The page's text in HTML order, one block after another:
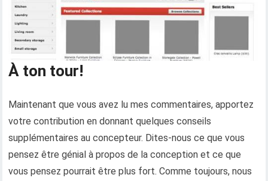
À ton tour!
Maintenant que vous avez lu mes commentaires, apportez
votre contribution en donnant quelques conseils
supplémentaires au concepteur. Dites-nous ce que vous
pensez être génial à propos de la conception et ce que
vous pensez pourrait être plus fort. Comme toujours, nous